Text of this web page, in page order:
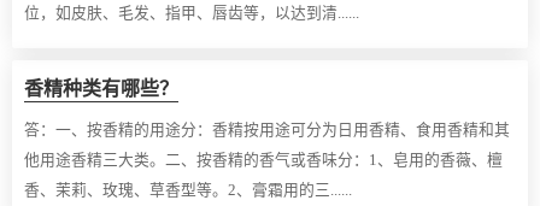
位，如皮肤、毛发、指甲、唇齿等，以达到清......
香精种类有哪些？
答： 一、按香精的用途分：香精按用途可分为日用香精、食用香精和其
他用途香精三大类。二、按香精的香气或香味分：1、皂用的香薇、檀
香、茉莉、玫瑰、草香型等。2、膏霜用的三......